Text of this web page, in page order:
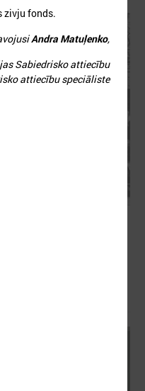
zivju fonds.
Andra Matuļenko,
Sabiedrisko attiecību
attiecību speciāliste